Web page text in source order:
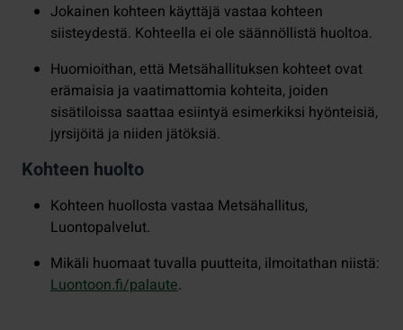
Jokainen kohteen käyttäjä vastaa kohteen
siisteydestä. Kohteella ei ole säännöllistä huoltoa.
Huomioithan, että Metsähallituksen kohteet ovat
erämaisia ja vaatimattomia kohteita, joiden
sisätiloissa saattaa esiintyä esimerkiksi hyönteisiä,
jyrsijöitä ja niiden jätöksiä.
Kohteen huolto
Kohteen huollosta vastaa Metsähallitus,
Luontopalvelut.
Mikäli huomaat tuvalla puutteita, ilmoitathan niistä:
Luontoon.fi/palaute.